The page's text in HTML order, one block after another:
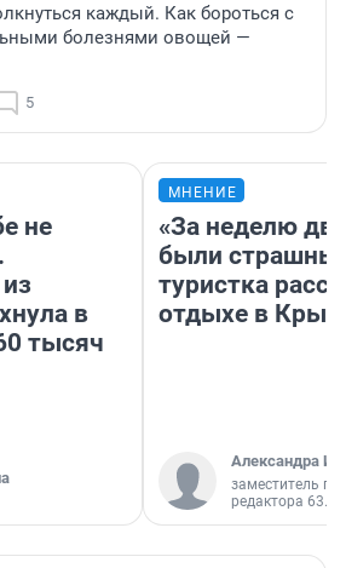
каждый. Как бороться с
болезнями овощей —
5
не
в
тысяч
МНЕНИЕ
«За неделю
были
туристка
отдыхе в
Александра
заместитель
редактора 63.RU